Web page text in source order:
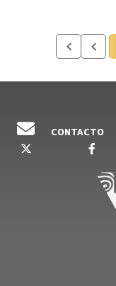
CONTACTO